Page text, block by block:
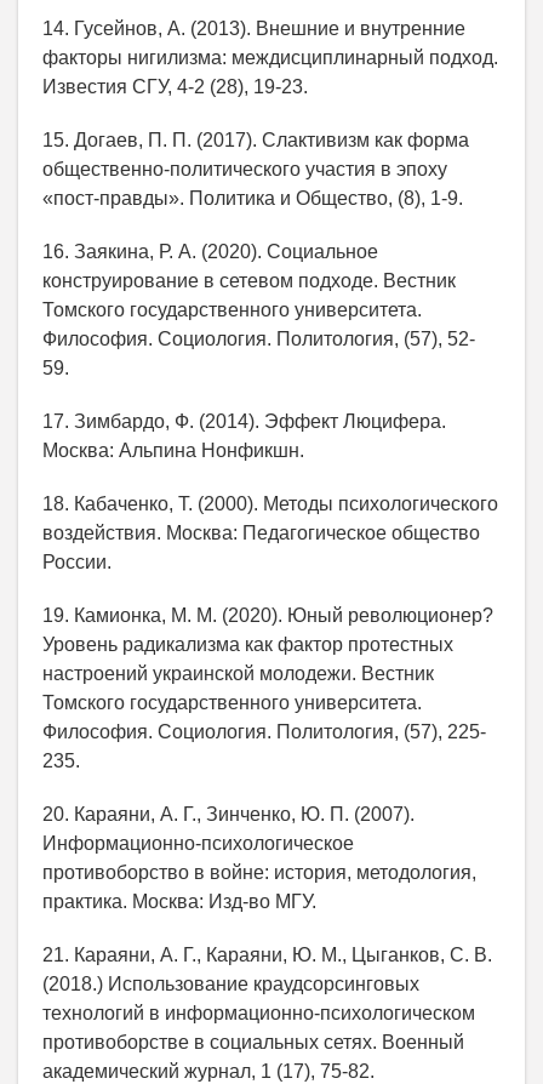
14. Гусейнов, А. (2013). Внешние и внутренние
факторы нигилизма: междисциплинарный подход.
Известия СГУ, 4-2 (28), 19-23.
15. Догаев, П. П. (2017). Слактивизм как форма
общественно-политического участия в эпоху
«пост-правды». Политика и Общество, (8), 1-9.
16. Заякина, Р. А. (2020). Социальное
конструирование в сетевом подходе. Вестник
Томского государственного университета.
Философия. Социология. Политология, (57), 52-
59.
17. Зимбардо, Ф. (2014). Эффект Люцифера.
Москва: Альпина Нонфикшн.
18. Кабаченко, Т. (2000). Методы психологического
воздействия. Москва: Педагогическое общество
России.
19. Камионка, М. М. (2020). Юный революционер?
Уровень радикализма как фактор протестных
настроений украинской молодежи. Вестник
Томского государственного университета.
Философия. Социология. Политология, (57), 225-
235.
20. Караяни, А. Г., Зинченко, Ю. П. (2007).
Информационно-психологическое
противоборство в войне: история, методология,
практика. Москва: Изд-во МГУ.
21. Караяни, А. Г., Караяни, Ю. М., Цыганков, С. В.
(2018.) Использование краудсорсинговых
технологий в информационно-психологическом
противоборстве в социальных сетях. Военный
академический журнал, 1 (17), 75-82.